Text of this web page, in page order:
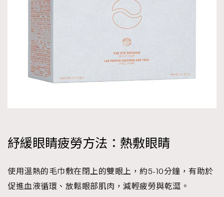
紓緩眼睛疲勞方法：熱敷眼睛
使用溫熱的毛巾敷在閉上的雙眼上，約5-10分鐘，有助於
促進血液循環、放鬆眼部肌肉，減輕疲勞與乾澀。